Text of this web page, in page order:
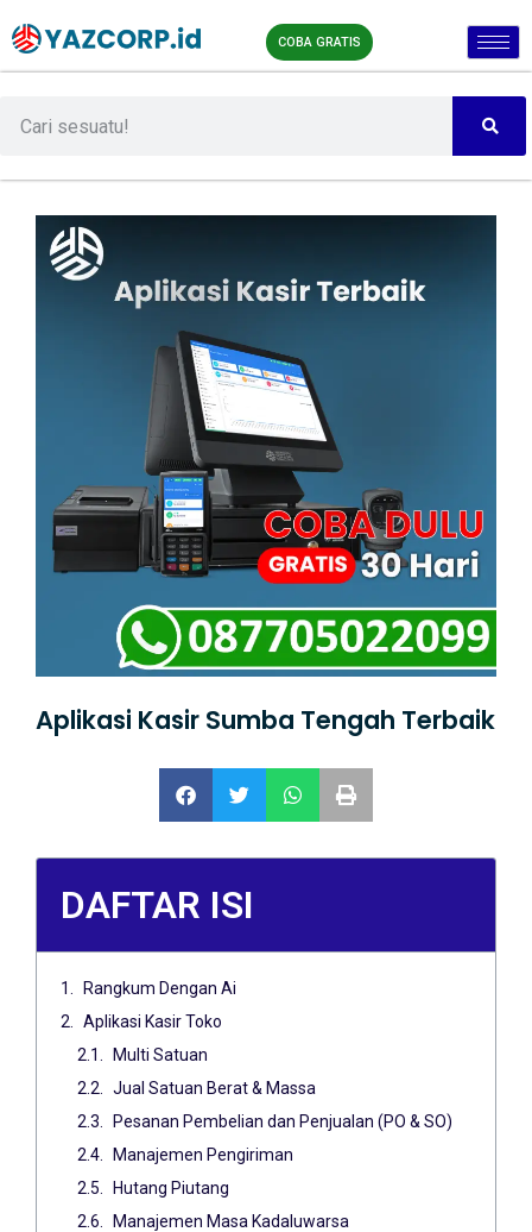
COBA GRATIS
Aplikasi Kasir Sumba Tengah Terbaik
DAFTAR ISI
Rangkum Dengan Ai
Aplikasi Kasir Toko
Multi Satuan
Jual Satuan Berat & Massa
Pesanan Pembelian dan Penjualan (PO & SO)
Manajemen Pengiriman
Hutang Piutang
Manajemen Masa Kadaluwarsa